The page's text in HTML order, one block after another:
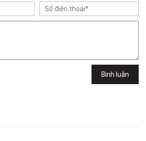
Bình luận